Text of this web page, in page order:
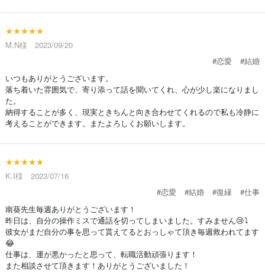
★★★★★
M.N様 2023/09/20
#恋愛
#結婚
いつもありがとうございます。
落ち着いた雰囲気で、寄り添って話を聞いてくれ、心が少し楽になりまし
た。
納得することが多く、現実ときちんと向き合わせてくれるので私も冷静に
考えることができます。またよろしくお願いします。
★★★★★
K.I様 2023/07/16
#恋愛
#結婚 #復縁
#仕事
南葵先生毎週ありがとうございます！
昨日は、自分の操作ミスで通話を切ってしまいました。すみません😢⤵️
彼女がまだ自分の事を思って貰えてるとおっしゃて頂き毎週救われてます
😂
仕事は、運が悪かったと思って、転職活動頑張ります！
また相談させて頂きます！ありがとうございました！